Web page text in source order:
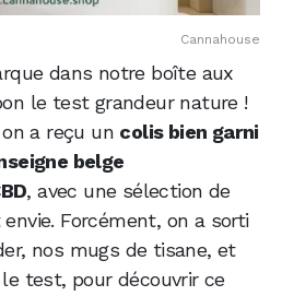
Cannahouse
dans notre boîte aux
le test grandeur nature !
a reçu un colis bien garni
belge
, avec une sélection de
Forcément, on a sorti
nos mugs de tisane, et
test, pour découvrir ce